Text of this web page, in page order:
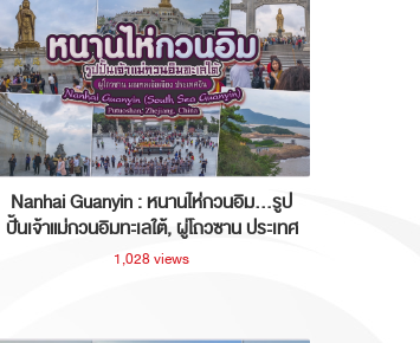
Nanhai Guanyin : หนานไห่กวนอิม...รูป
ปั้นเจ้าแม่กวนอิมทะเลใต้, ผู่โถวซาน ประเทศ
จีน
1,028 views